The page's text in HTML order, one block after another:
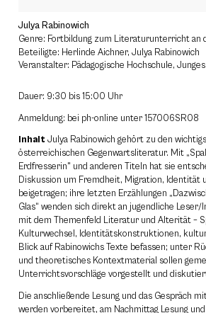
Julya Rabinowich
Genre: Fortbildung zum Literaturunterricht an
Beteiligte: Herlinde Aichner, Julya Rabinowich
Veranstalter: Pädagogische Hochschule,
Dauer: 9:30 bis 15:00 Uhr
Anmeldung: bei ph-online unter 157006SR08
Inhalt Julya Rabinowich gehört zu den
österreichischen Gegenwartsliteratur. Mit
Erdfresserin" und anderen Titeln hat sie
Diskussion um Fremdheit, Migration, Identität
beigetragen; ihre letzten Erzählungen
Glas“ wenden sich direkt an jugendliche
mit dem Themenfeld Literatur und Alterität –
Kulturwechsel, Identitätskonstruktionen,
Blick auf Rabinowichs Texte befassen; unter
und theoretisches Kontextmaterial sollen
Unterrichtsvorschläge vorgestellt und
Die anschließende Lesung und das Gespräch
werden vorbereitet, am Nachmittag Lesung